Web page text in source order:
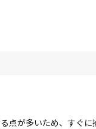
点が多いため、すぐ